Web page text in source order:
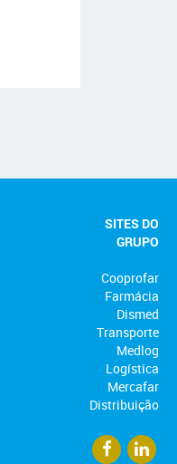
SITES DO
GRUPO
Cooprofar
Farmácia
Dismed
Transporte
Medlog
Logística
Mercafar
Distribuição